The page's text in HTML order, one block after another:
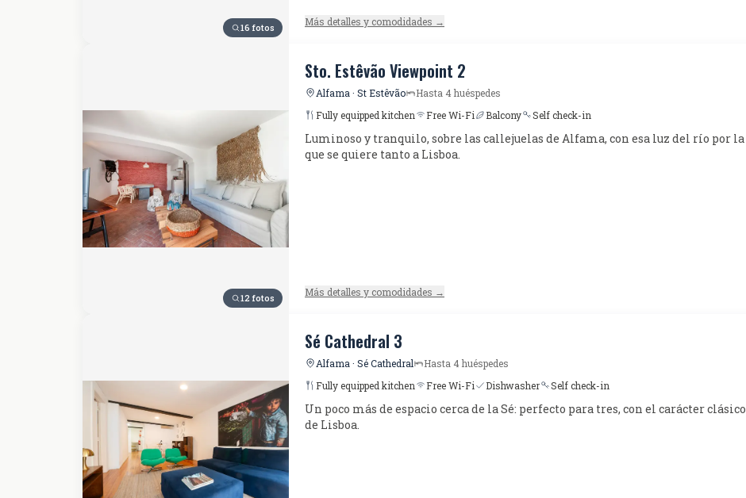
16 fotos Más detalles y comodidades →
12 fotos
Sto. Estêvão Viewpoint 2
Alfama · St Estêvão
Hasta 4 huéspedes
Fully equipped kitchen
Free Wi-Fi Balcony Self check-in
Luminoso y tranquilo, sobre las callejuelas de Alfama, con esa luz del río por la
que se quiere tanto a Lisboa.
Más detalles y comodidades →
Sé Cathedral 3
Alfama · Sé Cathedral
Hasta 4 huéspedes
Fully equipped kitchen
Free Wi-Fi Dishwasher Self check-in
Un poco más de espacio cerca de la Sé: perfecto para tres, con el carácter clásico
de Lisboa.